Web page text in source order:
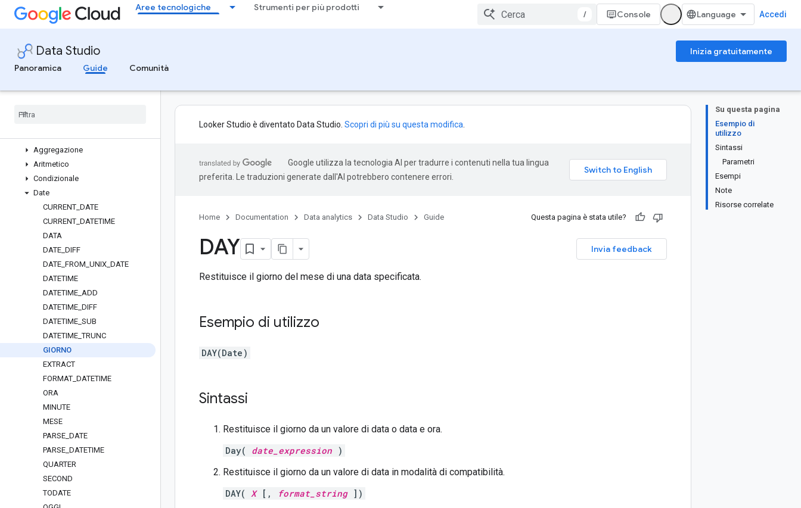
Aree tecnologiche Strumenti per più prodotti
/ Console Accedi
Data Studio
Inizia gratuitamente
Panoramica
Guide Comunità
calcolati e risolvere i relativi problemi
Valori letterali
Espressioni regolari in Data Studio
Convertire testo e numeri nei campi
Creare un gruppo personalizzato
Aggregazione
Aritmetico
Condizionale
Date
CURRENT DATE
CURRENT DATETIME
DATA
DATE DIFF
DATE FROM UNIX DATE
DATETIME
DATETIME ADD
DATETIME DIFF
DATETIME SUB
DATETIME _TRUNC
GIORNO
EXTRACT
FORMAT DATETIME
ORA
MINUTE
MESE
PARSE DATE
PARSE DATETIME
QUARTER
SECOND
TODATE
Su questa pagina
Esempio di
utilizzo
Sintassi
Parametri
Esempi
Note
Risorse correlate
Looker Studio è diventato Data Studio. Scopri di più su questa modifica
Google utilizza la tecnologia AI per tradurre i contenuti nella tua lingua
preferita. Le traduzioni generate dall'AI potrebbero contenere errori.
Home Documentation Data analytics Data Studio Guide Questa pagina è stata utile?
Invia feedback
DAY
Restituisce il giorno del mese di una data specificata.
Esempio di utilizzo
DAY(Date)
Sintassi
Restituisce il giorno da un valore di data o data e ora.
Day( date_expression )
Restituisce il giorno da un valore di data in modalità di compatibilità.
DAY( X[, format_string])